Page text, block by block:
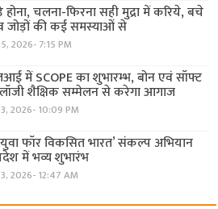
चलना-फिरना सही मुद्रा में करिये, बचे
जोड़ों की कई समस्याओं से
2026- 7:15 PM
में SCOPE का शुभारम्भ, बोन एवं सॉफ्ट
शैक्षिक सम्मेलन से करेगा आगाज
2026- 10:09 PM
फॉर विकसित भारत’ संकल्प अभियान
में भव्य शुभारंभ
2026- 12:47 AM